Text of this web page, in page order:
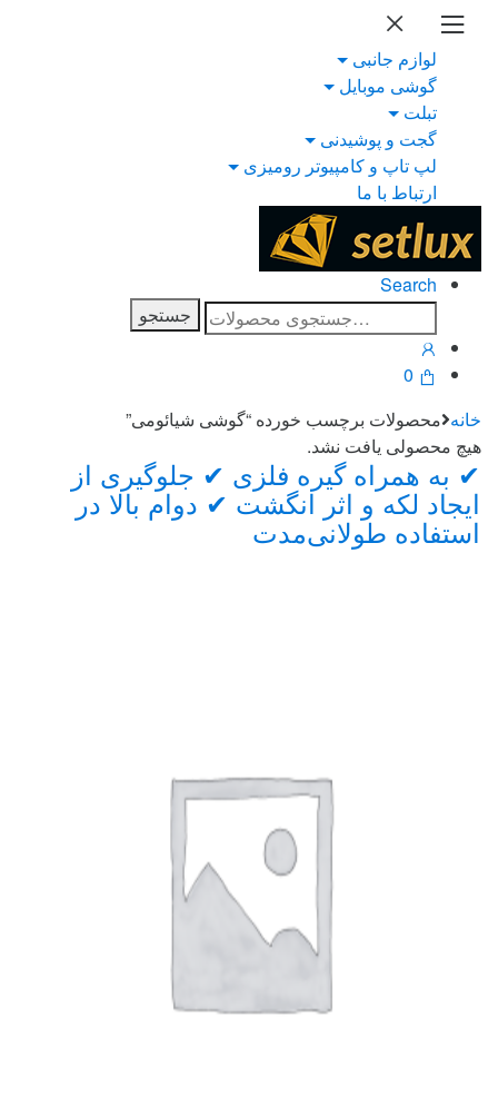
Skip
navigation
Skip
لوازم جانبی
گوشی موبایل
تبلت
گجت و پوشیدنی
لپ تاپ و کامپیوتر رومیزی
ارتباط با ما
Search
جستجو
برای:
جستجو
0
خانه محصولات برچسب خورده “گوشی شیائومی”
هیچ محصولی یافت نشد.
Brands
Carousel
✔ به همراه گیره فلزی ✔ جلوگیری از
ایجاد لکه و اثر انگشت ✔ دوام بالا در
استفاده طولانی‌مدت